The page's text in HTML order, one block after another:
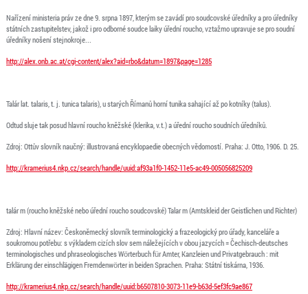
Nařízení ministeria práv ze dne 9. srpna 1897, kterým se zavádí pro soudcovské úředníky a pro úředníky
státních zastupitelstev, jakož i pro odborné soudce laiky úřední roucho, vztažmo upravuje se pro soudní
úředníky nošení stejnokroje...
http://alex.onb.ac.at/cgi-content/alex?aid=rbo&datum=1897&page=1285
Talár lat. talaris, t. j. tunica talaris), u starých Římanů horní tunika sahající až po kotníky (talus).
Odtud sluje tak posud hlavní roucho kněžské (klerika, v.t.) a úřední roucho soudních úředníků.
Zdroj: Ottův slovník naučný: illustrovaná encyklopaedie obecných vědomostí. Praha: J. Otto, 1906. D. 25.
http://kramerius4.nkp.cz/search/handle/uuid:af93a1f0-1452-11e5-ac49-005056825209
talár m (roucho kněžské nebo úřední roucho soudcovské) Talar m (Amtskleid der Geistlichen und Richter)
Zdroj: Hlavní název: Českoněmecký slovník terminologický a frazeologický pro úřady, kanceláře a
soukromou potřebu: s výkladem cizích slov sem náležejících v obou jazycích = Čechisch-deutsches
terminologisches und phraseologisches Wörterbuch für Amter, Kanzleien und Privatgebrauch : mit
Erklärung der einschlägigen Fremdenwörter in beiden Sprachen. Praha: Státní tiskárna, 1936.
http://kramerius4.nkp.cz/search/handle/uuid:b6507810-3073-11e9-b63d-5ef3fc9ae867